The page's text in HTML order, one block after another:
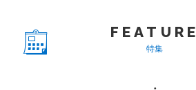
FEATURE
特集